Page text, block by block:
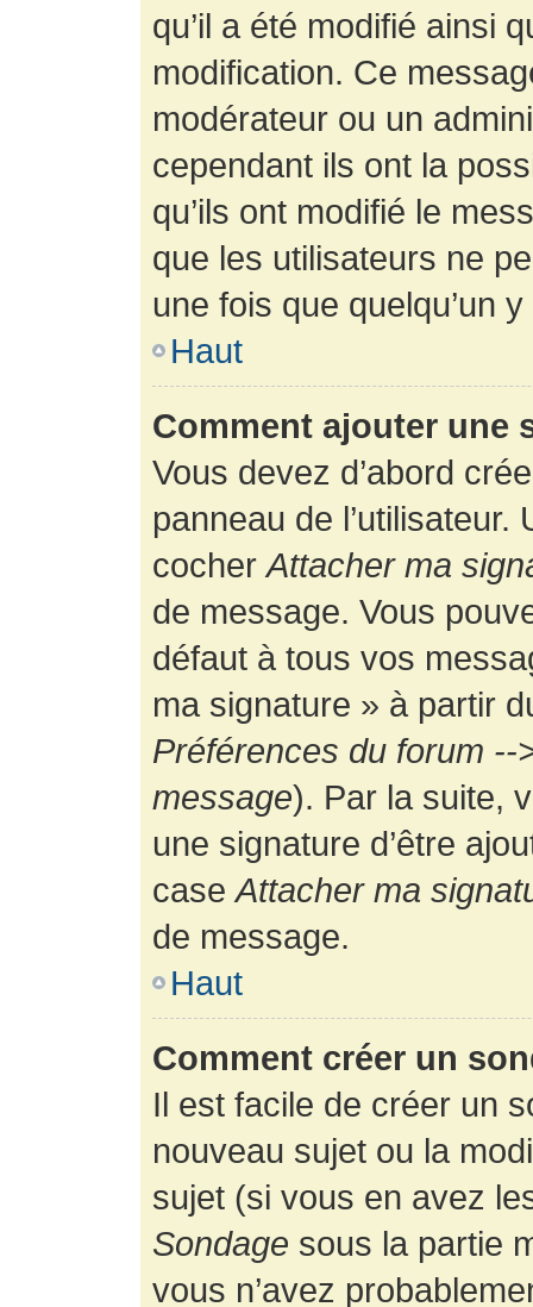
qu’il a été modifié ainsi
modification. Ce
modérateur ou un
cependant ils ont la
qu’ils ont modifié le
que les utilisateurs ne
une fois que quelqu’un
Haut
Comment ajouter une
Vous devez d’abord
panneau de
cocherAttacher ma
de message. Vous
défaut à tous vos
ma signature » à partir
Préférences du forum
message). Par la suite,
une signature d’être
caseAttacher ma
de message.
Haut
Comment créer un
Il est facile de créer un
nouveau sujet ou la
sujet (si vous en avez
Sondage sous la partie
vous n’avez